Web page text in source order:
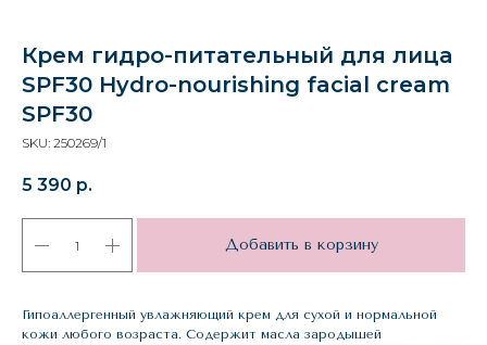
Крем гидро-питательный для лица
SPF30 Hydro-nourishing facial cream
SPF30
SKU: 250269/1
5 390 р.
Добавить в корзину
Гипоаллергенный увлажняющий крем для сухой и нормальной
кожи любого возраста. Содержит масла зародышей